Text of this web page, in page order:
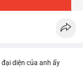
diện của anh ấy